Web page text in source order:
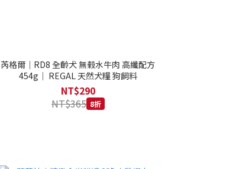
芮格爾｜RD8 全齡犬 無榖水牛肉 高纖配方
454g｜ REGAL 天然犬糧 狗飼料
NT$290
NT$365 8折